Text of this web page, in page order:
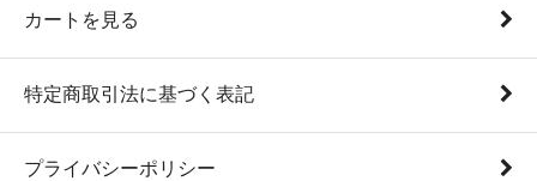
カートを見る
特定商取引法に基づく表記
プライバシーポリシー